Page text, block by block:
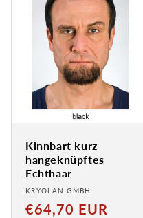
Kinnbart kurz
hangeknüpftes
Echthaar
Anbieter:
KRYOLAN GMBH
Normaler
€64,70 EUR